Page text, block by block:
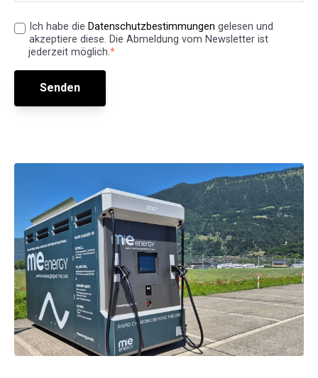
Ich habe die Datenschutzbestimmungen gelesen und
akzeptiere diese. Die Abmeldung vom Newsletter ist
jederzeit möglich.*